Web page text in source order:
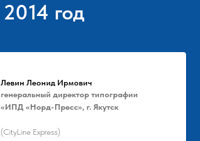
2014 год
Левин Леонид Ирмович
генеральный директор типографии
«ИПД «Норд-Пресс», г. Якутск
(CityLine Express)